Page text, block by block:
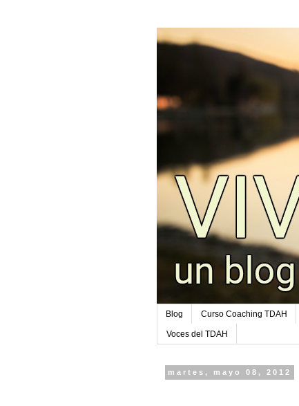
Blog Curso Coaching TDAH
Voces del TDAH
martes, mayo 08, 2012